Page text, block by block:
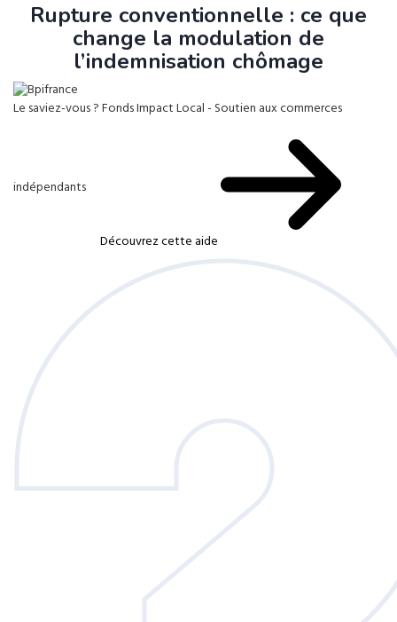
Rupture conventionnelle : ce que
change la modulation de
l’indemnisation chômage
Le saviez-vous ?Fonds Impact Local - Soutien aux commerces
indépendants
Découvrez cette aide